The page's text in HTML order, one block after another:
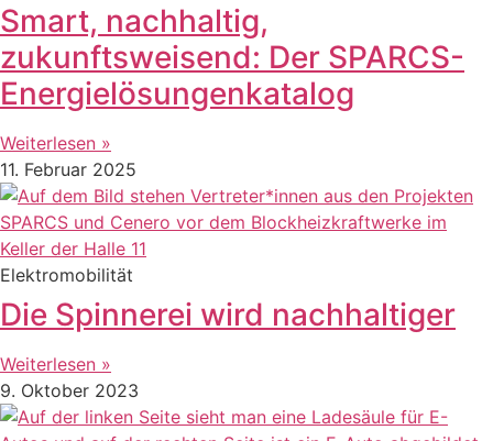
Smart, nachhaltig,
zukunftsweisend: Der SPARCS-
Energielösungenkatalog
Weiterlesen »
11. Februar 2025
Elektromobilität
Die Spinnerei wird nachhaltiger
Weiterlesen »
9. Oktober 2023